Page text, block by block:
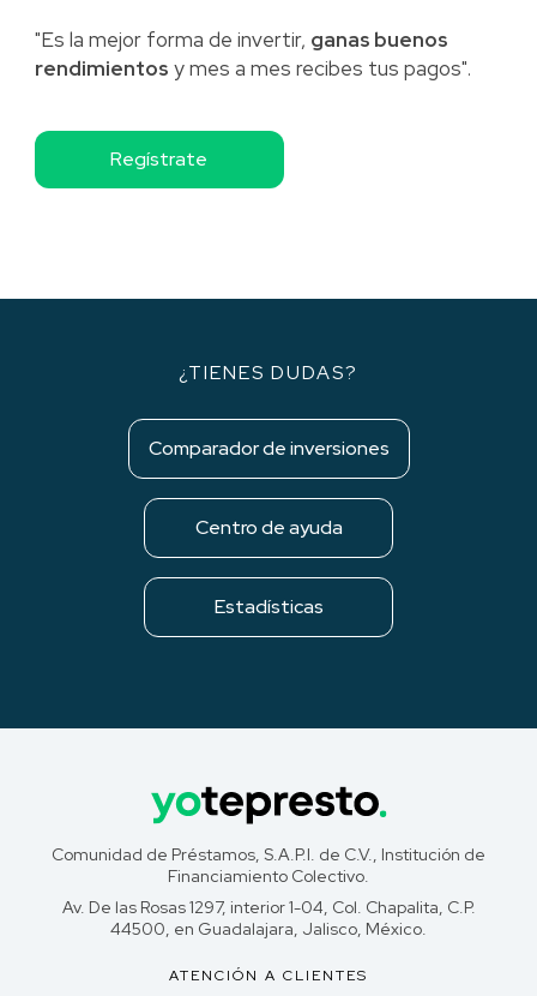
"Es la mejor forma de invertir, ganas buenos
rendimientos y mes a mes recibes tus pagos".
Regístrate
¿TIENES DUDAS?
Comparador de inversiones
Centro de ayuda
Estadísticas
Comunidad de Préstamos, S.A.P.I. de C.V., Institución de
Financiamiento Colectivo.
Av. De las Rosas 1297, interior 1-04, Col. Chapalita, C.P.
44500, en Guadalajara, Jalisco, México.
ATENCIÓN A CLIENTES